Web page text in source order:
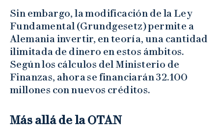
Sin embargo, la modificación de la Ley
Fundamental (Grundgesetz) permite a
Alemania invertir, en teoría, una cantidad
ilimitada de dinero en estos ámbitos.
Según los cálculos del Ministerio de
Finanzas, ahora se financiarán 32.100
millones con nuevos créditos.
Más allá de la OTAN